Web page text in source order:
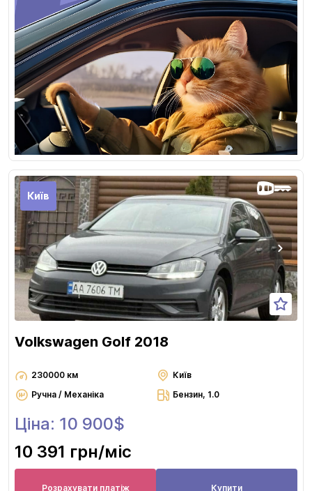
Київ
Volkswagen Golf 2018
230000 км
Київ
Ручна / Механіка
Бензин, 1.0
Ціна: 10 900$
10 391 грн/міс
Розрахувати платіж Купити